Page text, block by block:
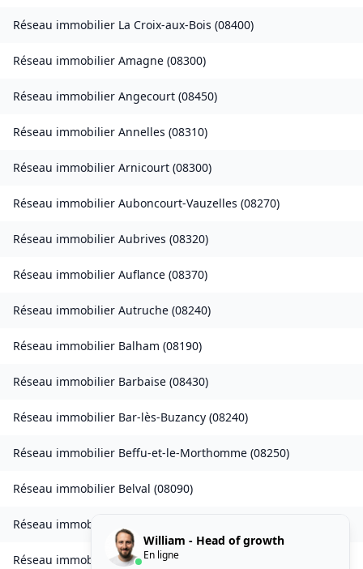
Réseau immobilier La Croix-aux-Bois (08400)
Réseau immobilier Amagne (08300)
Réseau immobilier Angecourt (08450)
Réseau immobilier Annelles (08310)
Réseau immobilier Arnicourt (08300)
Réseau immobilier Auboncourt-Vauzelles (08270)
Réseau immobilier Aubrives (08320)
Réseau immobilier Auflance (08370)
Réseau immobilier Autruche (08240)
Réseau immobilier Balham (08190)
Réseau immobilier Barbaise (08430)
Réseau immobilier Bar-lès-Buzancy (08240)
Réseau immobilier Beffu-et-le-Morthomme (08250)
Réseau immobilier Belval (08090)
Réseau immobilier
Réseau immobilierBourcq (08400
William - Head of growth
En ligne